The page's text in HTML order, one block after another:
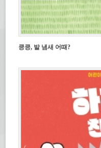
킁킁, 발 냄새 어때?